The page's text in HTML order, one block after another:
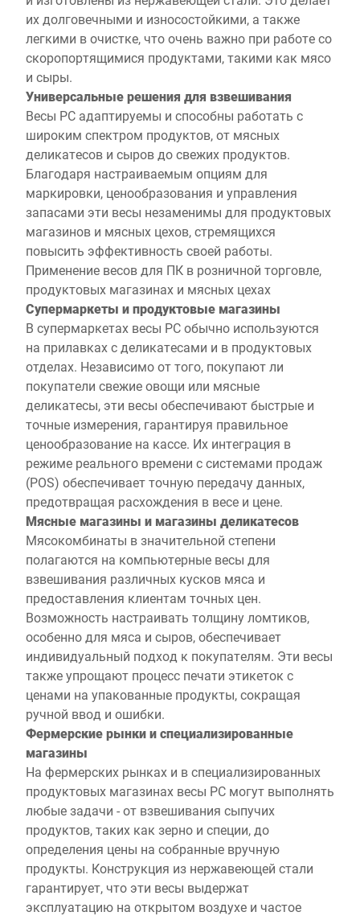
их долговечными и износостойкими, а также
легкими в очистке, что очень важно при работе со
скоропортящимися продуктами, такими как мясо
и сыры.
Универсальные решения для взвешивания
Весы PC адаптируемы и способны работать с
широким спектром продуктов, от мясных
деликатесов и сыров до свежих продуктов.
Благодаря настраиваемым опциям для
маркировки, ценообразования и управления
запасами эти весы незаменимы для продуктовых
магазинов и мясных цехов, стремящихся
повысить эффективность своей работы.
Применение весов для ПК в розничной торговле,
продуктовых магазинах и мясных цехах
Супермаркеты и продуктовые магазины
В супермаркетах весы PC обычно используются
на прилавках с деликатесами и в продуктовых
отделах. Независимо от того, покупают ли
покупатели свежие овощи или мясные
деликатесы, эти весы обеспечивают быстрые и
точные измерения, гарантируя правильное
ценообразование на кассе. Их интеграция в
режиме реального времени с системами продаж
(POS) обеспечивает точную передачу данных,
предотвращая расхождения в весе и цене.
Мясные магазины и магазины деликатесов
Мясокомбинаты в значительной степени
полагаются на компьютерные весы для
взвешивания различных кусков мяса и
предоставления клиентам точных цен.
Возможность настраивать толщину ломтиков,
особенно для мяса и сыров, обеспечивает
индивидуальный подход к покупателям. Эти весы
также упрощают процесс печати этикеток с
ценами на упакованные продукты, сокращая
ручной ввод и ошибки.
Фермерские рынки и специализированные
магазины
На фермерских рынках и в специализированных
продуктовых магазинах весы PC могут выполнять
любые задачи - от взвешивания сыпучих
продуктов, таких как зерно и специи, до
определения цены на собранные вручную
продукты. Конструкция из нержавеющей стали
гарантирует, что эти весы выдержат
эксплуатацию на открытом воздухе и частое